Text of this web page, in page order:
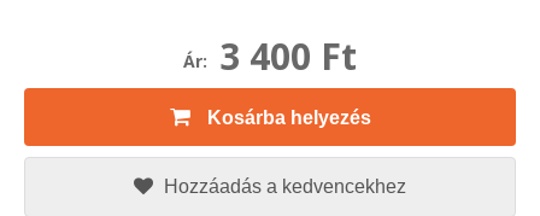
Ár: 3 400 Ft
Kosárba helyezés
Hozzáadás a kedvencekhez